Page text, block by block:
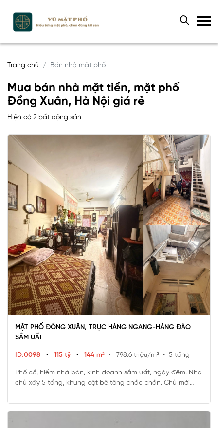
Trang chủ Bán nhà mặt phố
Mua bán nhà mặt tiền, mặt phố
Đồng Xuân, Hà Nội giá rẻ
Hiện có 2 bất động sản
MẶT PHỐ ĐỒNG XUÂN, TRỤC HÀNG NGANG-HÀNG ĐÀO
SẦM UẤT
ID:0098 • 115 tỷ • 144 m² • 798.6 triệu/m² • 5 tầng
Phố cổ, hiếm nhà bán, kinh doanh sầm uất, ngày đêm. Nhà
chủ xây 5 tầng, khung cột bê tông chắc chắn. Chủ mới
cho thuê dòng tiền cực khủng.